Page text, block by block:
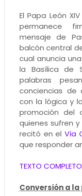
El Papa León
permanece
mensaje de
balcón central
cual anuncia
la Basílica de
palabras
conciencias de
con la lógica y
promoción del
quienes sufren
recitó en elVía
que responder
TEXTO
Conversión a la